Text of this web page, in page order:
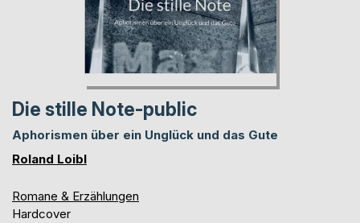
Die stille Note-public
Aphorismen über ein Unglück und das Gute
Roland Loibl
Romane & Erzählungen
Hardcover